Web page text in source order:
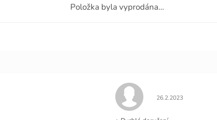
Položka byla vyprodána…
Hodnocení obchodu
26.2.2023